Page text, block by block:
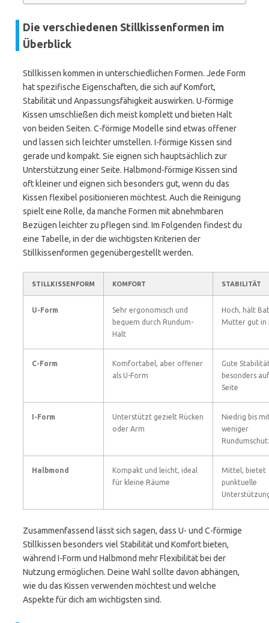
Die verschiedenen Stillkissenformen im
Überblick
Stillkissen kommen in unterschiedlichen Formen. Jede Form
hat spezifische Eigenschaften, die sich auf Komfort,
Stabilität und Anpassungsfähigkeit auswirken. U-förmige
Kissen umschließen dich meist komplett und bieten Halt
von beiden Seiten. C-förmige Modelle sind etwas offener
und lassen sich leichter umstellen. I-förmige Kissen sind
gerade und kompakt. Sie eignen sich hauptsächlich zur
Unterstützung einer Seite. Halbmond-förmige Kissen sind
oft kleiner und eignen sich besonders gut, wenn du das
Kissen flexibel positionieren möchtest. Auch die Reinigung
spielt eine Rolle, da manche Formen mit abnehmbaren
Bezügen leichter zu pflegen sind. Im Folgenden findest du
eine Tabelle, in der die wichtigsten Kriterien der
Stillkissenformen gegenübergestellt werden.
STILLKISSENFORM KOMFORT STABILITÄT
U-Form
Sehr ergonomisch und
bequem durch Rundum-
Halt
Hoch, hält
Mutter gut in
C-Form
Komfortabel, aber offener
als U-Form
Gute
besonders
Seite
I-Form
Unterstützt gezielt Rücken
oder Arm
Niedrig bis
weniger
Halbmond
Kompakt und leicht, ideal
für kleine Räume
Mittel, bietet
punktuelle
Zusammenfassend lässt sich sagen, dass U- und C-förmige
Stillkissen besonders viel Stabilität und Komfort bieten,
während I-Form und Halbmond mehr Flexibilität bei der
Nutzung ermöglichen. Deine Wahl sollte davon abhängen,
wie du das Kissen verwenden möchtest und welche
Aspekte für dich am wichtigsten sind.